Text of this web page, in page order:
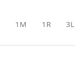
1M 1R 3L